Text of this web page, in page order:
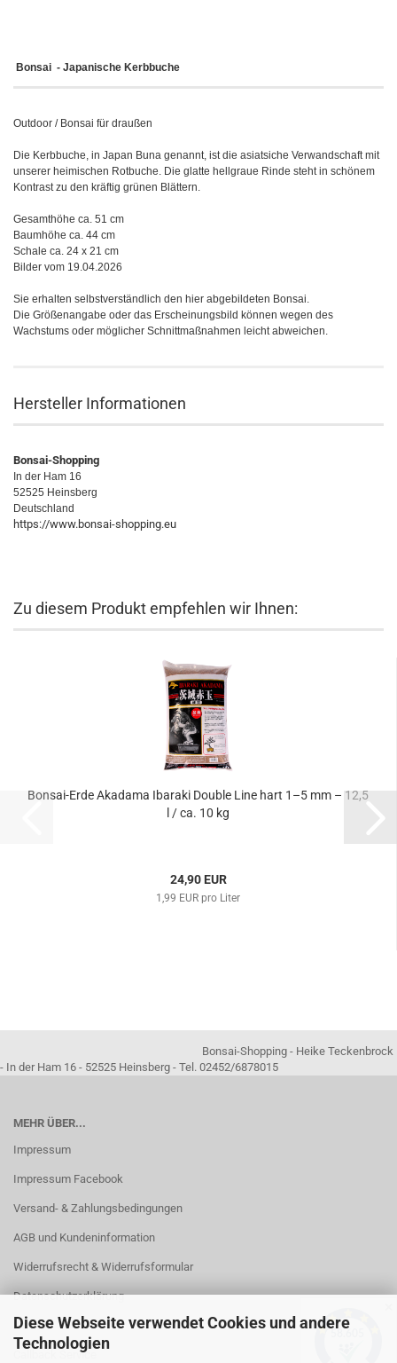
Diese Webseite verwendet Cookies und andere
Technologien
Bonsai - Japanische Kerbbuche
Outdoor / Bonsai für draußen
Die Kerbbuche, in Japan Buna genannt, ist die asiatsiche Verwandschaft mit
unserer heimischen Rotbuche. Die glatte hellgraue Rinde steht in schönem
Kontrast zu den kräftig grünen Blättern.
Gesamthöhe ca. 51 cm
Baumhöhe ca. 44 cm
Schale ca. 24 x 21 cm
Bilder vom 19.04.2026
Sie erhalten selbstverständlich den hier abgebildeten Bonsai.
Die Größenangabe oder das Erscheinungsbild können wegen des
Wachstums oder möglicher Schnittmaßnahmen leicht abweichen.
Hersteller Informationen
Bonsai-Shopping
In der Ham 16
52525 Heinsberg
Deutschland
https://www.bonsai-shopping.eu
Zu diesem Produkt empfehlen wir Ihnen:
Bonsai-Erde Akadama Ibaraki Double Line hart 1–5 mm – 12,5
l / ca. 10 kg
24,90 EUR
1,99 EUR pro Liter
Bonsai-Shopping - Heike Teckenbrock
- In der Ham 16 - 52525 Heinsberg - Tel. 02452/6878015
MEHR ÜBER...
Impressum
Impressum Facebook
Versand- & Zahlungsbedingungen
AGB und Kundeninformation
Widerrufsrecht & Widerrufsformular
Datenschutzerklärung
Kontakt
Callback Service